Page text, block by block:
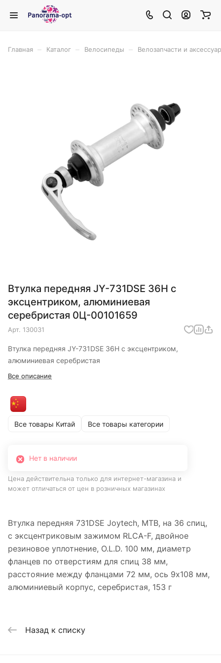
Главная Каталог Велосипеды Велозапчасти и
Втулка передняя JY-731DSE 36H с
эксцентриком, алюминиевая
серебристая 0Ц-00101659
Арт. 130031
Втулка передняя JY-731DSE 36H с эксцентриком,
алюминиевая серебристая
Все описание
Все товары Китай Все товары категории
Нет в наличии
Цена действительна только для интернет-магазина и
может отличаться от цен в розничных магазинах
Втулка передняя 731DSE Joytech, MTB, на 36 спиц,
с эксцентриковым зажимом RLCA-F, двойное
резиновое уплотнение, O.L.D. 100 мм, диаметр
фланцев по отверстиям для спиц 38 мм,
расстояние между фланцами 72 мм, ось 9х108 мм,
алюминиевый корпус, серебристая, 153 г
Назад к списку